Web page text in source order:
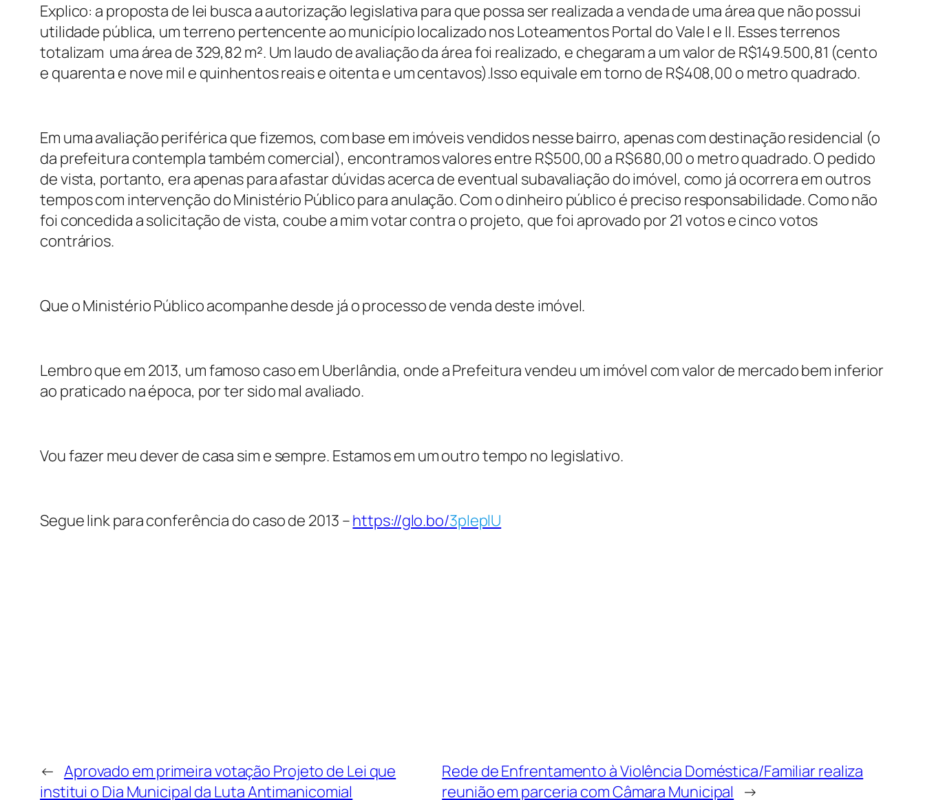
Explico: a proposta de lei busca a autorização legislativa para que possa ser realizada a venda de uma área que não possui
utilidade pública, um terreno pertencente ao município localizado nos Loteamentos Portal do Vale I e II. Esses terrenos
totalizam uma área de 329,82 m². Um laudo de avaliação da área foi realizado, e chegaram a um valor de R$149.500,81 (cento
e quarenta e nove mil e quinhentos reais e oitenta e um centavos).Isso equivale em torno de R$408,00 o metro quadrado.
Em uma avaliação periférica que fizemos, com base em imóveis vendidos nesse bairro, apenas com destinação residencial (o
da prefeitura contempla também comercial), encontramos valores entre R$500,00 a R$680,00 o metro quadrado. O pedido
de vista, portanto, era apenas para afastar dúvidas acerca de eventual subavaliação do imóvel, como já ocorrera em outros
tempos com intervenção do Ministério Público para anulação. Com o dinheiro público é preciso responsabilidade. Como não
foi concedida a solicitação de vista, coube a mim votar contra o projeto, que foi aprovado por 21 votos e cinco votos
contrários.
Que o Ministério Público acompanhe desde já o processo de venda deste imóvel.
Lembro que em 2013, um famoso caso em Uberlândia, onde a Prefeitura vendeu um imóvel com valor de mercado bem inferior
ao praticado na época, por ter sido mal avaliado.
Vou fazer meu dever de casa sim e sempre. Estamos em um outro tempo no legislativo.
Segue link para conferência do caso de 2013 –https://glo.bo/3pIeplU
← Aprovado em primeira votação Projeto de Lei que
institui o Dia Municipal da Luta Antimanicomial
Rede de Enfrentamento à Violência Doméstica/Familiar realiza
reunião em parceria com Câmara Municipal →